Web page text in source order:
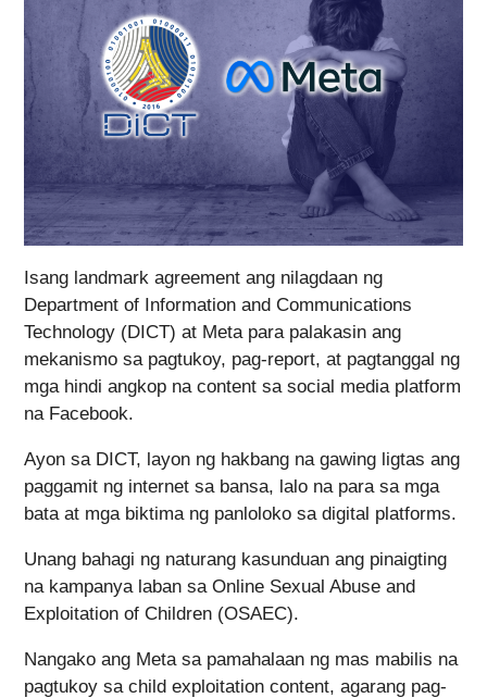
Isang landmark agreement ang nilagdaan ng
Department of Information and Communications
Technology (DICT) at Meta para palakasin ang
mekanismo sa pagtukoy, pag-report, at pagtanggal ng
mga hindi angkop na content sa social media platform
na Facebook.
Ayon sa DICT, layon ng hakbang na gawing ligtas ang
paggamit ng internet sa bansa, lalo na para sa mga
bata at mga biktima ng panloloko sa digital platforms.
Unang bahagi ng naturang kasunduan ang pinaigting
na kampanya laban sa Online Sexual Abuse and
Exploitation of Children (OSAEC).
Nangako ang Meta sa pamahalaan ng mas mabilis na
pagtukoy sa child exploitation content, agarang pag-